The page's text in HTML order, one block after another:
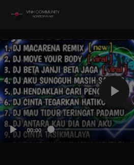
00:00